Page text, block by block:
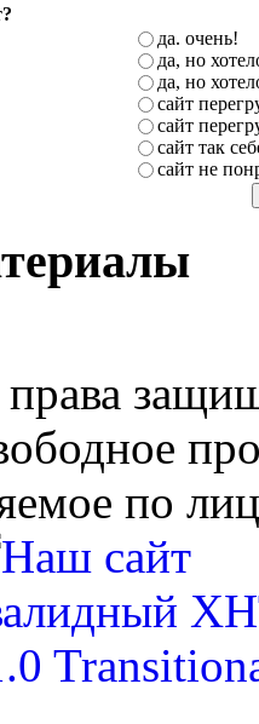
да. очень!
да, но
да, но
сайт
сайт
сайт так
сайт не
по